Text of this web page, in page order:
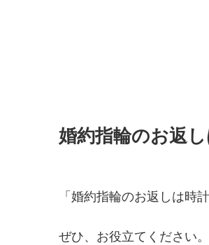
婚約指輪のお返し
「婚約指輪のお返しは時
ぜひ、お役立てください。